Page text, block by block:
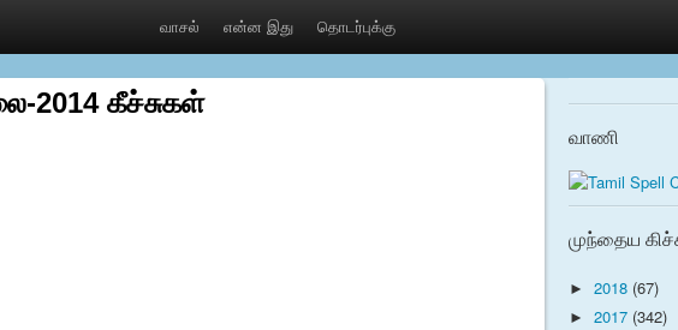
வாசல் என்ன இது தொடர்புக்கு
2014 கீச்சுகள்
வாணி
முந்தைய
► 2018 (67)
► 2017 (342)